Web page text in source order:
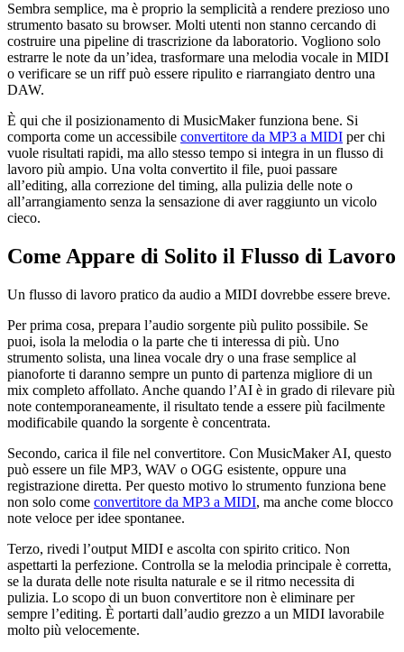
Sembra semplice, ma è proprio la semplicità a rendere prezioso uno
strumento basato su browser. Molti utenti non stanno cercando di
costruire una pipeline di trascrizione da laboratorio. Vogliono solo
estrarre le note da un’idea, trasformare una melodia vocale in MIDI
o verificare se un riff può essere ripulito e riarrangiato dentro una
DAW.
È qui che il posizionamento di MusicMaker funziona bene. Si
comporta come un accessibile convertitore da MP3 a MIDI per chi
vuole risultati rapidi, ma allo stesso tempo si integra in un flusso di
lavoro più ampio. Una volta convertito il file, puoi passare
all’editing, alla correzione del timing, alla pulizia delle note o
all’arrangiamento senza la sensazione di aver raggiunto un vicolo
cieco.
Come Appare di Solito il Flusso di Lavoro
Un flusso di lavoro pratico da audio a MIDI dovrebbe essere breve.
Per prima cosa, prepara l’audio sorgente più pulito possibile. Se
puoi, isola la melodia o la parte che ti interessa di più. Uno
strumento solista, una linea vocale dry o una frase semplice al
pianoforte ti daranno sempre un punto di partenza migliore di un
mix completo affollato. Anche quando l’AI è in grado di rilevare più
note contemporaneamente, il risultato tende a essere più facilmente
modificabile quando la sorgente è concentrata.
Secondo, carica il file nel convertitore. Con MusicMaker AI, questo
può essere un file MP3, WAV o OGG esistente, oppure una
registrazione diretta. Per questo motivo lo strumento funziona bene
non solo come convertitore da MP3 a MIDI, ma anche come blocco
note veloce per idee spontanee.
Terzo, rivedi l’output MIDI e ascolta con spirito critico. Non
aspettarti la perfezione. Controlla se la melodia principale è corretta,
se la durata delle note risulta naturale e se il ritmo necessita di
pulizia. Lo scopo di un buon convertitore non è eliminare per
sempre l’editing. È portarti dall’audio grezzo a un MIDI lavorabile
molto più velocemente.